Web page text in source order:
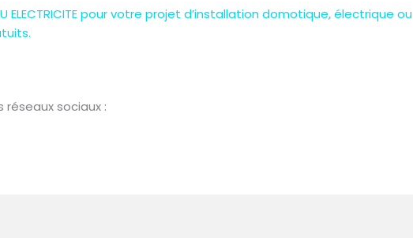
ELECTRICITE pour votre projet d’installation domotique, électrique ou
sociaux :